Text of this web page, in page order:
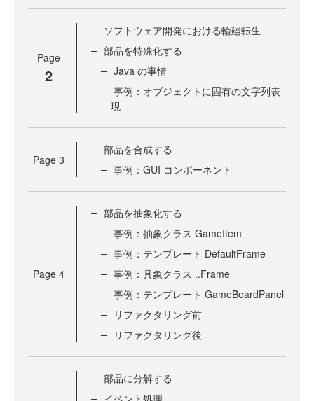
Page
2
ソフトウェア開発における輪廻転生
部品を特殊化する
Java の事情
事例：オブジェクトに固有の文字列表
現
Page 3
部品を合成する
事例：GUI コンポーネント
Page 4
部品を抽象化する
事例：抽象クラス GameItem
事例：テンプレート DefaultFrame
事例：具象クラス ..Frame
事例：テンプレート GameBoardPanel
リファクタリング前
リファクタリング後
部品に分解する